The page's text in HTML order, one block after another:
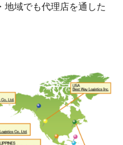
地域でも代理店を通した